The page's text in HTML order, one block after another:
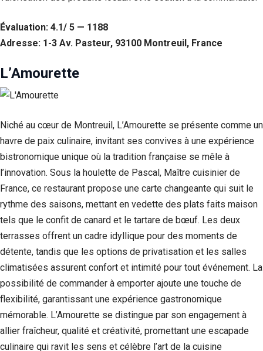
Évaluation: 4.1/ 5 — 1188
Adresse: 1-3 Av. Pasteur, 93100 Montreuil, France
L’Amourette
Niché au cœur de Montreuil, L’Amourette se présente comme un
havre de paix culinaire, invitant ses convives à une expérience
bistronomique unique où la tradition française se mêle à
l’innovation. Sous la houlette de Pascal, Maître cuisinier de
France, ce restaurant propose une carte changeante qui suit le
rythme des saisons, mettant en vedette des plats faits maison
tels que le confit de canard et le tartare de bœuf. Les deux
terrasses offrent un cadre idyllique pour des moments de
détente, tandis que les options de privatisation et les salles
climatisées assurent confort et intimité pour tout événement. La
possibilité de commander à emporter ajoute une touche de
flexibilité, garantissant une expérience gastronomique
mémorable. L’Amourette se distingue par son engagement à
allier fraîcheur, qualité et créativité, promettant une escapade
culinaire qui ravit les sens et célèbre l’art de la cuisine